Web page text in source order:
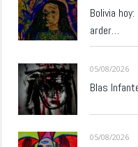
Bolivia
arder…
05/08/2026
Blas
05/08/2026